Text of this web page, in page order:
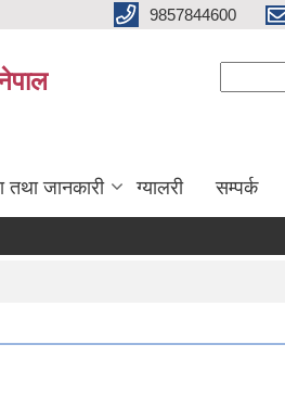
9857844600
तथा जानकारी ग्यालरी सम्पर्क